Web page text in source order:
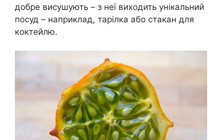
добре висушують – з неї виходить унікальний
посуд – наприклад, тарілка або стакан для
коктейлю.